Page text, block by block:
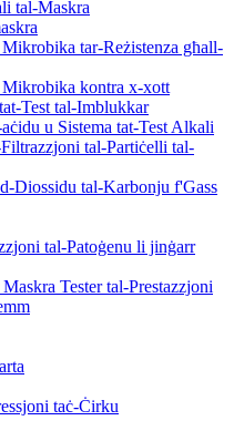
tal-Maskra
tar-Reżistenza għall-
Mikrobika kontra x-xott
Test tal-Imblukkar
u Sistema tat-Test Alkali
tal-Partiċelli tal-
Diossidu tal-Karbonju f'Gass
tal-Patoġenu li jinġarr
Tester tal-Prestazzjoni
taċ-Ċirku